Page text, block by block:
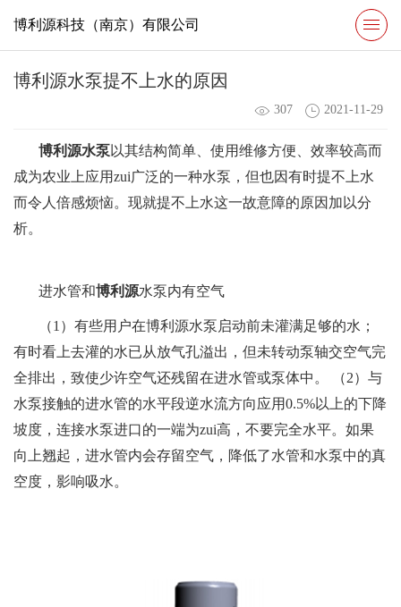
博利源科技（南京）有限公司
博利源水泵提不上水的原因
307 2021-11-29
博利源水泵以其结构简单、使用维修方便、效率较高而
成为农业上应用zui广泛的一种水泵，但也因有时提不上水
而令人倍感烦恼。现就提不上水这一故意障的原因加以分
析。
进水管和博利源水泵内有空气
（1）有些用户在博利源水泵启动前未灌满足够的水；
有时看上去灌的水已从放气孔溢出，但未转动泵轴交空气完
全排出，致使少许空气还残留在进水管或泵体中。 （2）与
水泵接触的进水管的水平段逆水流方向应用0.5%以上的下降
坡度，连接水泵进口的一端为zui高，不要完全水平。如果
向上翘起，进水管内会存留空气，降低了水管和水泵中的真
空度，影响吸水。